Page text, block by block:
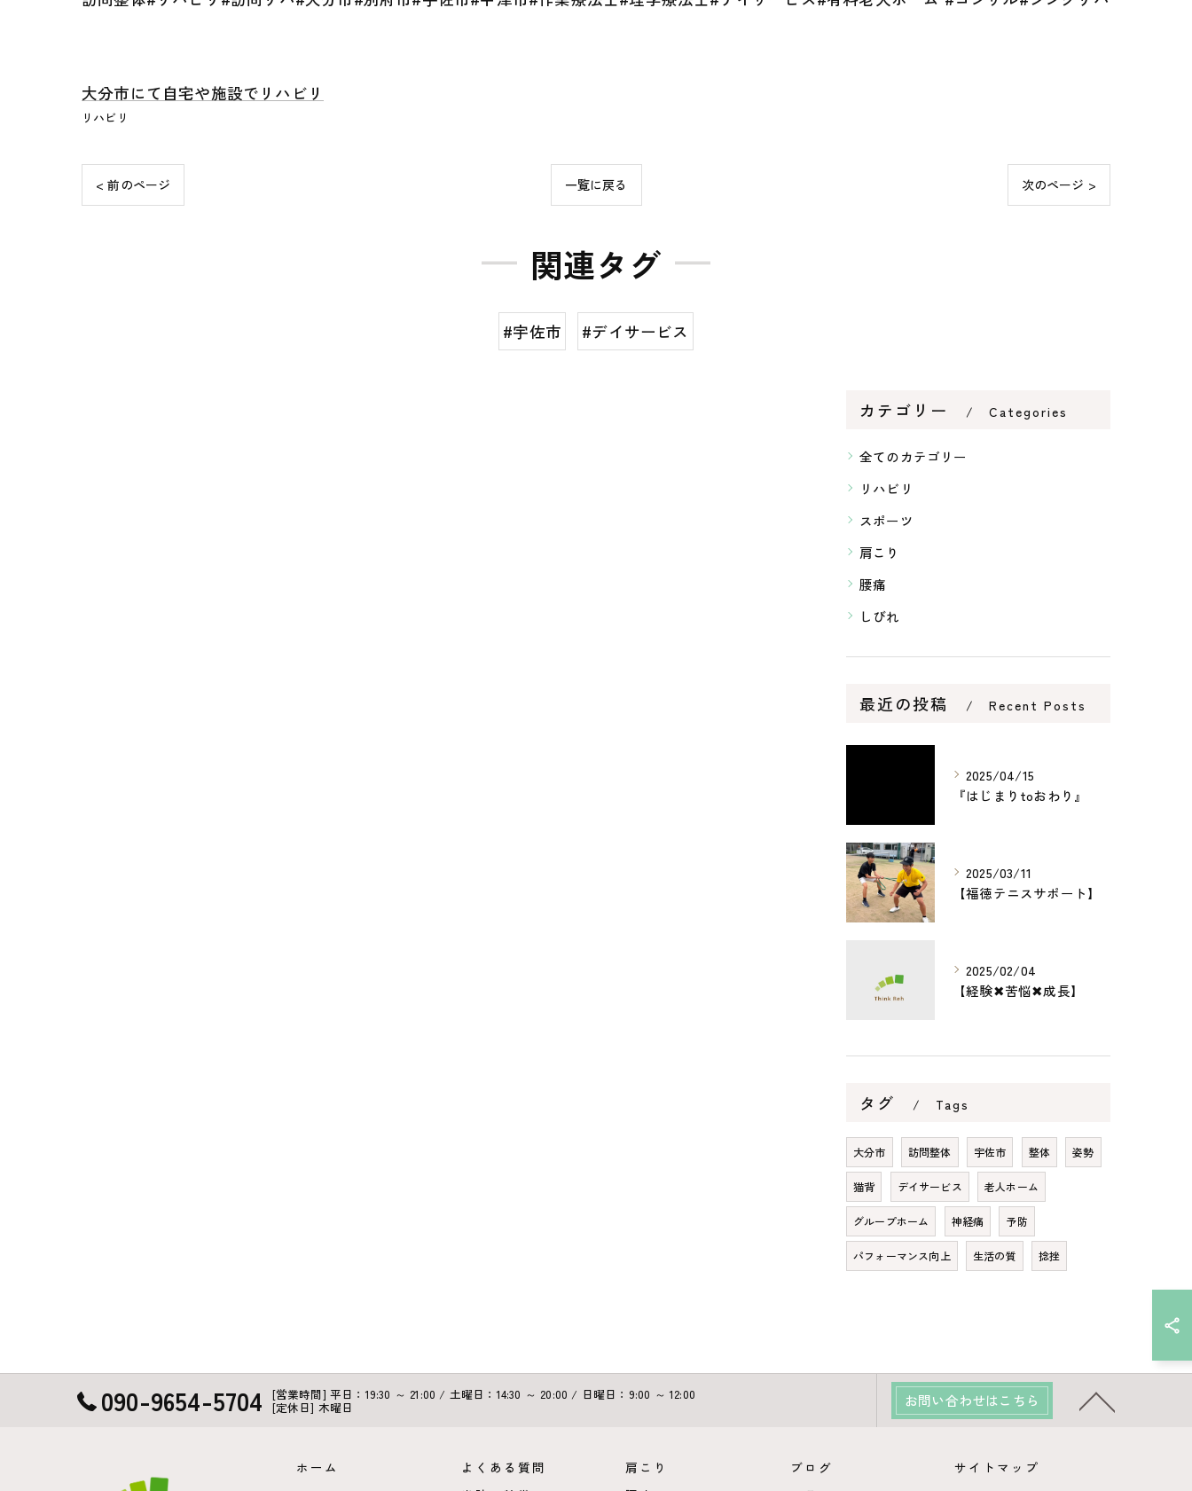
大分市にて自宅や施設でリハビリ
リハビリ
< 前のページ 一覧に戻る 次のページ >
関連タグ
#宇佐市 #デイサービス
カテゴリー Categories
全てのカテゴリー
リハビリ
スポーツ
肩こり
腰痛
しびれ
最近の投稿 Recent Posts
2025/04/15
『はじまりtoおわり』
2025/03/11
【福徳テニスサポート】
2025/02/04
【経験✖︎苦悩✖︎成長】
タグ Tags
大分市 訪問整体 宇佐市 整体 姿勢
猫背 デイサービス 老人ホーム
グループホーム 神経痛 予防
パフォーマンス向上 生活の質 捻挫
090-9654-5704 [営業時間] 平日：19:30 ～ 21:00 / 土曜日：14:30 ～ 20:00 / 日曜日：9:00 ～ 12:00
[定休日] 木曜日 お問い合わせはこちら
ホーム
よくある質問
肩こり
ブログ
サイトマップ